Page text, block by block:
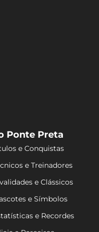
Ponte Preta
e Conquistas
e Treinadores
e Clássicos
e Símbolos
e Recordes